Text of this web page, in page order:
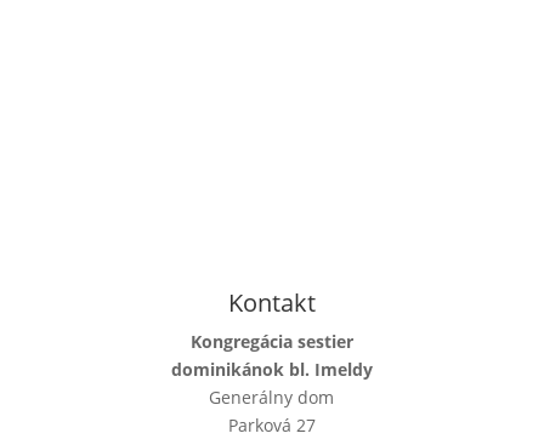
Kontakt
Kongregácia sestier
dominikánok bl. Imeldy
Generálny dom
Parková 27